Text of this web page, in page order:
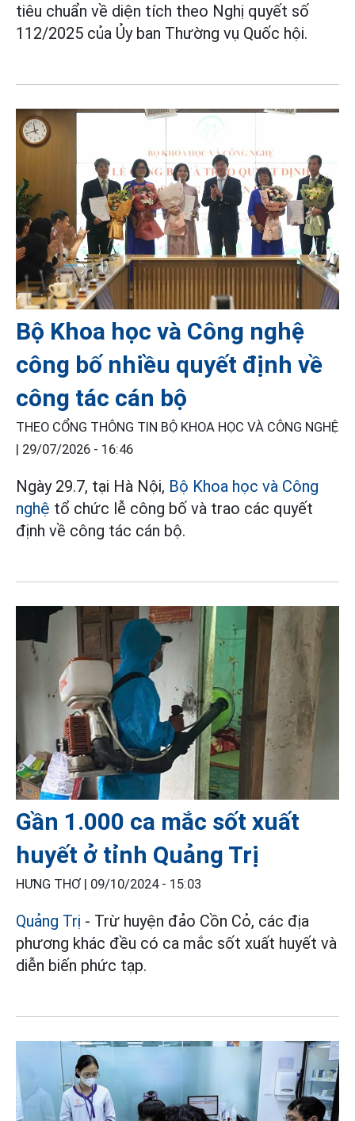
tiêu chuẩn về diện tích theo Nghị quyết số
112/2025 của Ủy ban Thường vụ Quốc hội.
Bộ Khoa học và Công nghệ
công bố nhiều quyết định về
công tác cán bộ
THEO CỔNG THÔNG TIN BỘ KHOA HỌC VÀ CÔNG NGHỆ
| 29/07/2026 - 16:46
Ngày 29.7, tại Hà Nội, Bộ Khoa học và Công
nghệ tổ chức lễ công bố và trao các quyết
định về công tác cán bộ.
Gần 1.000 ca mắc sốt xuất
huyết ở tỉnh Quảng Trị
HƯNG THƠ | 09/10/2024 - 15:03
Quảng Trị - Trừ huyện đảo Cồn Cỏ, các địa
phương khác đều có ca mắc sốt xuất huyết và
diễn biến phức tạp.